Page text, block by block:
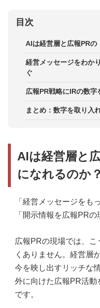
目次
AIは経営層と広報PRの
経営メッセージをわか
ぐ
活用事例1． 社長
活用事例2． 適
活用事例4． IR
活用事例5．適時
広報PR戦略にIRの数字
人間の広報PR担
まとめ：数字を取り入
AIは経営層と
になれるのか？
「経営メッセージをも
「開示情報を広報PR
広報PRの現場では、
くありません。経営層
今を映し出すリッチな
外に向けた広報PR活
です。